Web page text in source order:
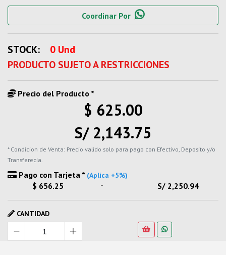
Coordinar Por
STOCK:
0 Und
PRODUCTO SUJETO A RESTRICCIONES
Precio del Producto *
$ 625.00
S/ 2,143.75
* Condicion de Venta: Precio valido solo para pago con Efectivo, Deposito y/o
Transferecia.
Pago con Tarjeta * (Aplica +5%)
$ 656.25 - S/ 2,250.94
CANTIDAD